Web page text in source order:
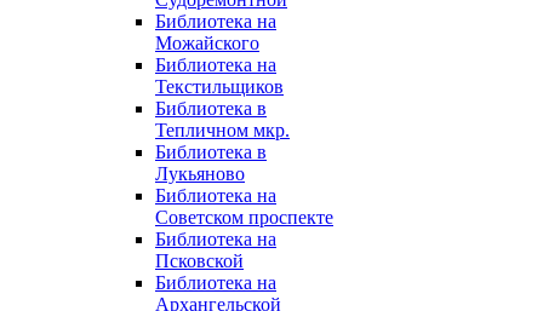
Библиотека на
Можайского
Библиотека на
Текстильщиков
Библиотека в
Тепличном мкр.
Библиотека в
Лукьяново
Библиотека на
Советском проспекте
Библиотека на
Псковской
Библиотека на
Архангельской